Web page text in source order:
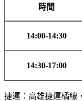
時間
14:00-14:30
14:30-17:00
捷運：高雄捷運橘線